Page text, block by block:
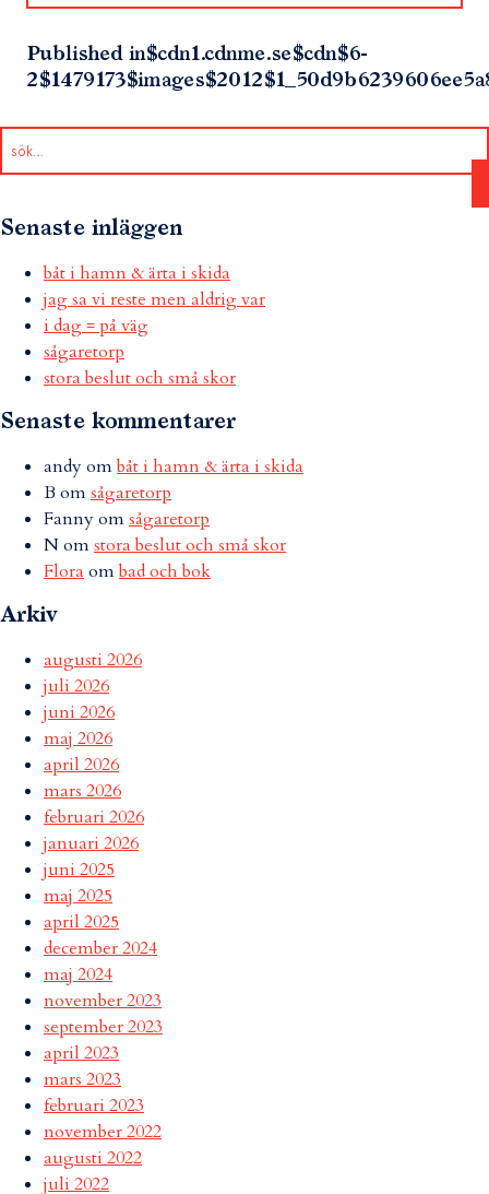
Published in$cdn1.cdnme.se$cdn$6-
Senaste inläggen
båt i hamn & ärta i skida
jag sa vi reste men aldrig var
i dag = på väg
sågaretorp
stora beslut och små skor
Senaste kommentarer
andyombåt i hamn & ärta i skida
B omsågaretorp
Fannyomsågaretorp
Nomstora beslut och små skor
Flora ombad och bok
Arkiv
augusti 2026
juli 2026
juni 2026
maj 2026
april 2026
mars 2026
februari 2026
januari 2026
juni 2025
maj 2025
april 2025
december 2024
maj 2024
november 2023
september 2023
april 2023
mars 2023
februari 2023
november 2022
augusti 2022
juli 2022